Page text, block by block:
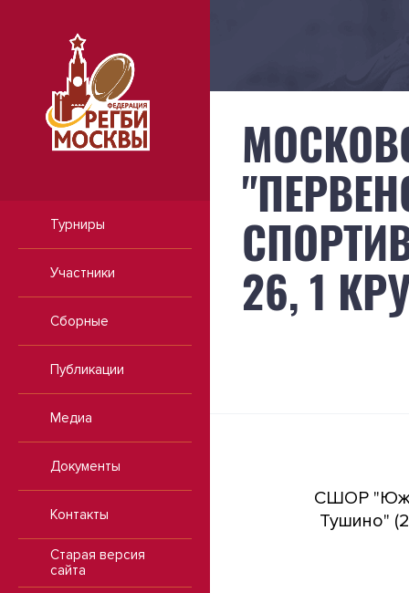
Турниры
Участники
Сборные
Публикации
Медиа
Документы
Контакты
Старая версия
сайта
26, 1
СШОР
Тушино"